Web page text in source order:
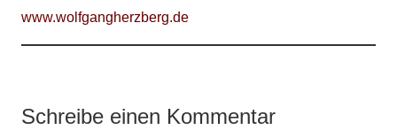
www.wolfgangherzberg.de
Schreibe einen Kommentar